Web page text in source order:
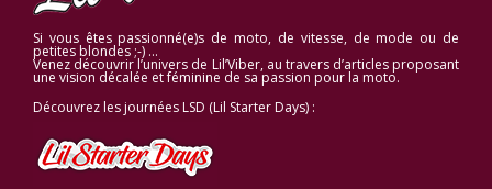
Si vous êtes passionné(e)s de moto, de vitesse, de mode ou de
petites blondes ;-) …
Venez découvrir l’univers de Lil’Viber, au travers d’articles proposant
une vision décalée et féminine de sa passion pour la moto.
Découvrez les journées LSD (Lil Starter Days) :